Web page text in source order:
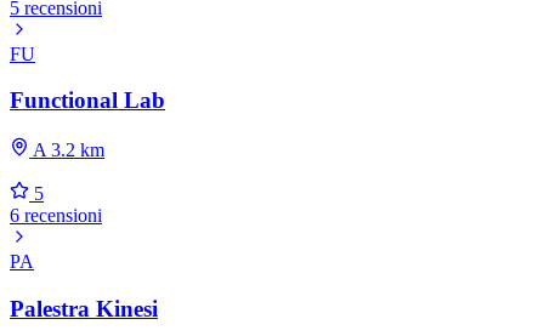
5 recensioni
FU
Functional Lab
A 3.2 km
5
6 recensioni
PA
Palestra Kinesi